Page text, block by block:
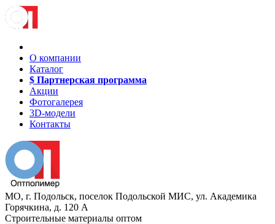
О компании
Каталог
$ Партнерская программа
Акции
Фотогалерея
3D-модели
Контакты
МО, г. Подольск, поселок Подольской МИС, ул. Академика
Горячкина, д. 120 А
Строительные материалы оптом